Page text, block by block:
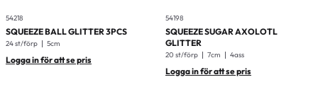
54218
SQUEEZE BALL GLITTER 3PCS
24 st/förp 5cm
Logga in för att se pris
54198
SQUEEZE SUGAR AXOLOTL
GLITTER
20 st/förp 7cm 4ass
Logga in för att se pris